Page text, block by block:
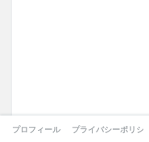
プロフィール プライバシーポリシー